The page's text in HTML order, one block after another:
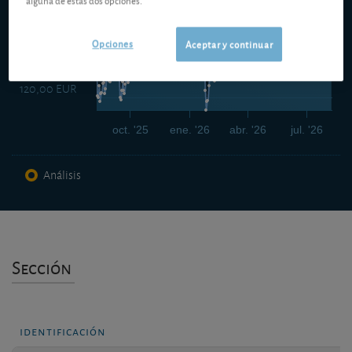
ene. '26 jul. '26
oct. '25 abr. '26
120,00 EUR
Análisis
Sección
identificación
Aceptar y continuar
Opciones